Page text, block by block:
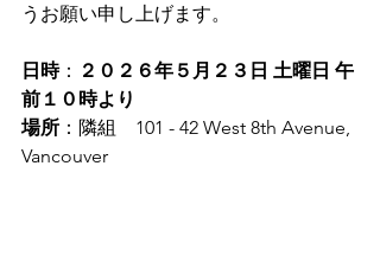
うお願い申し上げます。
日時： ２０２６年５月２３日 土曜日 午
前１０時より
場所 ：隣組　101 - 42 West 8th Avenue,
Vancouver